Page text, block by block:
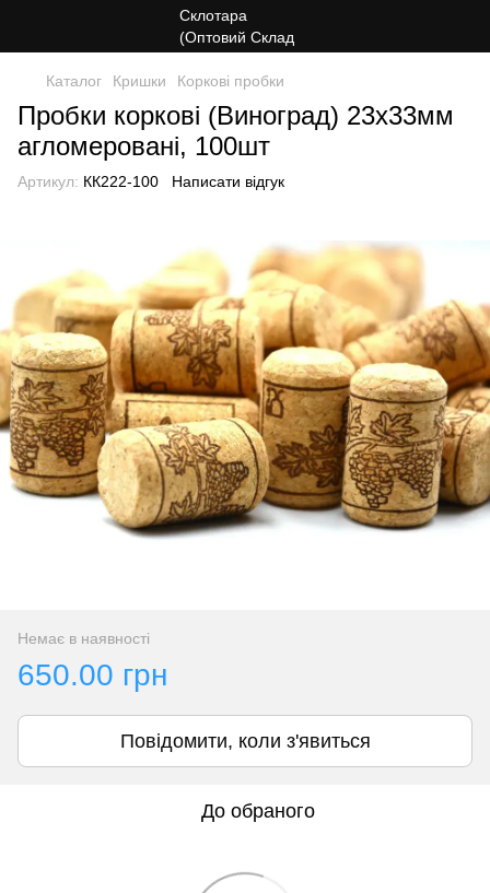
Каталог Кришки Коркові пробки
Пробки коркові (Виноград) 23х33мм
агломеровані, 100шт
Артикул: КК222-100 Написати відгук
Немає в наявності
650.00 грн
Повідомити, коли з'явиться
До обраного